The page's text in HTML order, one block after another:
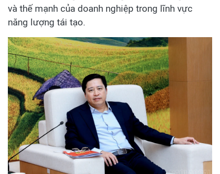
và thế mạnh của doanh nghiệp trong lĩnh vực
năng lượng tái tạo.